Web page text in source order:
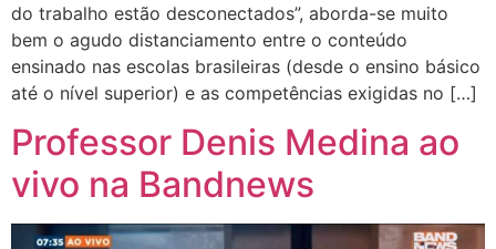
do trabalho estão desconectados”, aborda-se muito
bem o agudo distanciamento entre o conteúdo
ensinado nas escolas brasileiras (desde o ensino básico
até o nível superior) e as competências exigidas no […]
Professor Denis Medina ao
vivo na Bandnews